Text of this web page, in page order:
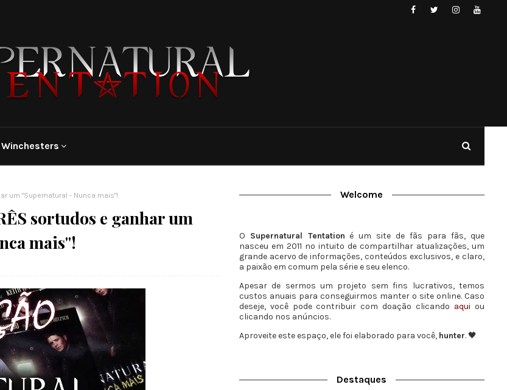
Winchesters
um "Supernatural - Nunca mais"!
sortudos e ganhar um
mais"!
Welcome
O Supernatural Tentation é um site de fãs para fãs, que
nasceu em 2011 no intuito de compartilhar atualizações, um
grande acervo de informações, conteúdos exclusivos, e claro,
a paixão em comum pela série e seu elenco.
Apesar de sermos um projeto sem fins lucrativos, temos
custos anuais para conseguirmos manter o site online. Caso
deseje, você pode contribuir com doação clicando aqui ou
clicando nos anúncios.
Aproveite este espaço, ele foi elaborado para você, hunter. 🖤
Destaques